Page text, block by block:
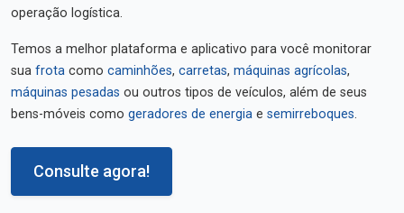
operação logística.
Temos a melhor plataforma e aplicativo para você monitorar
sua frota como caminhões, carretas, máquinas agrícolas,
máquinas pesadas ou outros tipos de veículos, além de seus
bens-móveis como geradores de energia e semirreboques.
Consulte agora!